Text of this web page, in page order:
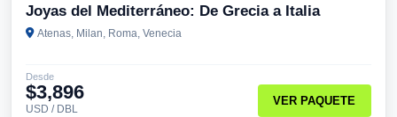
Joyas del Mediterráneo: De Grecia a Italia
Atenas, Milan, Roma, Venecia
Desde
$3,896
USD / DBL
VER PAQUETE